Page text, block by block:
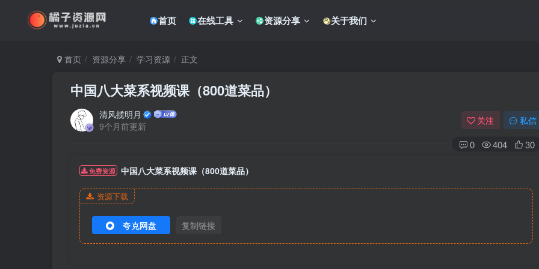
首页 在线工具 资源分享 关于我们
首页 资源分享 学习资源 正文
中国八大菜系视频课（800道菜品）
清风揽明月
9个月前更新
关注 私信
0 404 30
免费资源 中国八大菜系视频课（800道菜品）
资源下载
夸克网盘 复制链接